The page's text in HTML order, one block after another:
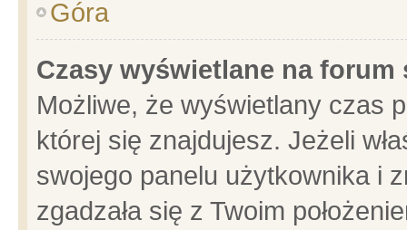
Góra
Czasy wyświetlane na forum
Możliwe, że wyświetlany czas
której się znajdujesz. Jeżeli
swojego panelu użytkownika i
zgadzała się z Twoim